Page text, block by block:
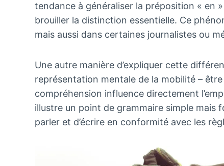
tendance à généraliser la préposition « en
brouiller la distinction essentielle. Ce
mais aussi dans certaines journalistes ou
Une autre manière d’expliquer cette
représentation mentale de la mobilité –
compréhension influence directement
illustre un point de grammaire simple mais
parler et d’écrire en conformité avec les